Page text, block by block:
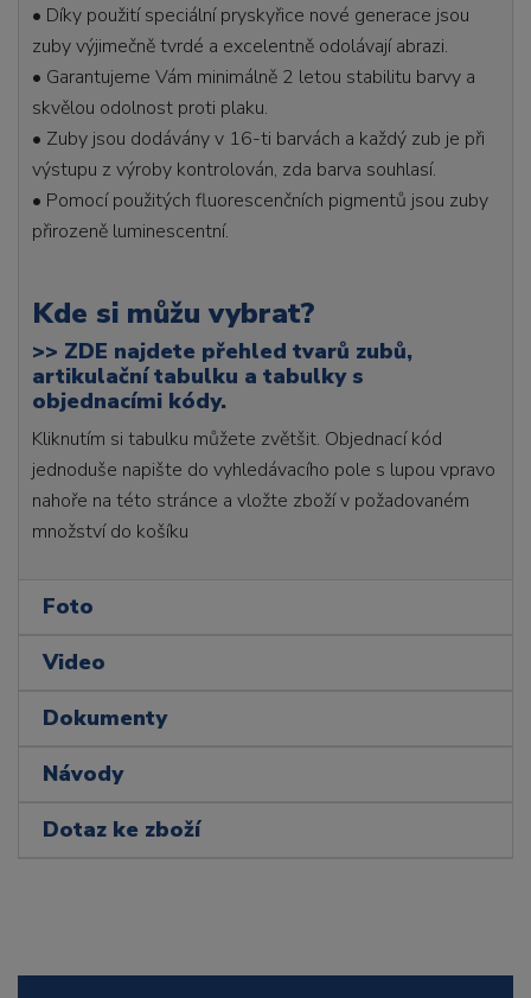
• Díky použití speciální pryskyřice nové generace jsou
zuby výjimečně tvrdé a excelentně odolávají abrazi.
• Garantujeme Vám minimálně 2 letou stabilitu barvy a
skvělou odolnost proti plaku.
• Zuby jsou dodávány v 16-ti barvách a každý zub je při
výstupu z výroby kontrolován, zda barva souhlasí.
• Pomocí použitých fluorescenčních pigmentů jsou zuby
přirozeně luminescentní.
Kde si můžu vybrat?
>> ZDE najdete přehled tvarů zubů,
artikulační tabulku a tabulky s
objednacími kódy.
Kliknutím si tabulku můžete zvětšit. Objednací kód
jednoduše napište do vyhledávacího pole s lupou vpravo
nahoře na této stránce a vložte zboží v požadovaném
množství do košíku
Foto
Video
Dokumenty
Návody
Dotaz ke zboží